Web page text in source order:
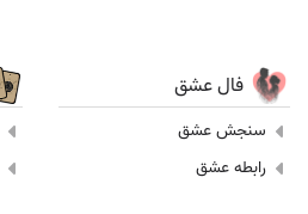
فال عشق
سنجش عشق
رابطه عشق